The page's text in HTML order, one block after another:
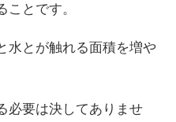
とです。
水とが触れる面積を増や
必要は決してありませ